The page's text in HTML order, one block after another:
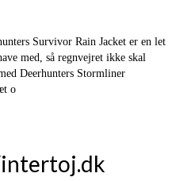
Survivor Rain Jacket er en let
med, så regnvejret ikke skal
Deerhunters Stormliner
o